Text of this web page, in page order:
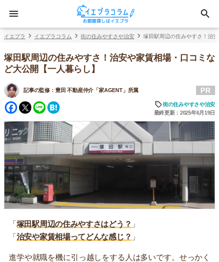
イエプラ イエプラコラム 街の住みやすさや治安 塚田駅周辺の住みやすさ！治
塚田駅周辺の住みやすさ！治安や家賃相場・口コミな
ど大公開【一人暮らし】
記事の監修： 豊田 不動産仲介「家AGENT」所属
Facebook
Twitter
Line
PR
街の住みやすさや治安
最終更新：2025年6月19日
「 塚田駅周辺の住みやすさはどう？ 」
「 治安や家賃相場ってどんな感じ？ 」
進学や就職を機に引っ越しをする人は多いです。せっかく